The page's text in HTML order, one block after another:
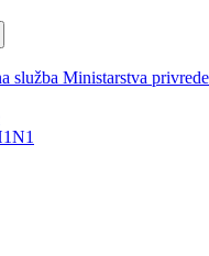
služba Ministarstva privrede